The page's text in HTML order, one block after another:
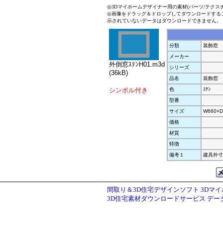
◎3Dマイホームデザイナー用の素材(パーツ/テクス
◎画像をドラッグ＆ドロップしてダウンロードす
示されていないデータはダウンロードできません。
外倒窓ｽﾃﾝH01.m3d
(36kB)
シンボル付き
分類
装飾窓
メーカー
シリーズ
品名
装飾窓
色
ｽﾃﾝ
型番
サイズ
価格
材質
特徴
備考１
建具外
間取り＆3D住宅デザインソフト 3Dマ
3D住宅素材ダウンロードサービス デー